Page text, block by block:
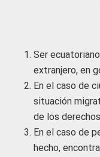
Ser
extranjero, en
En el caso de
situación
de los
En el caso de
hecho,